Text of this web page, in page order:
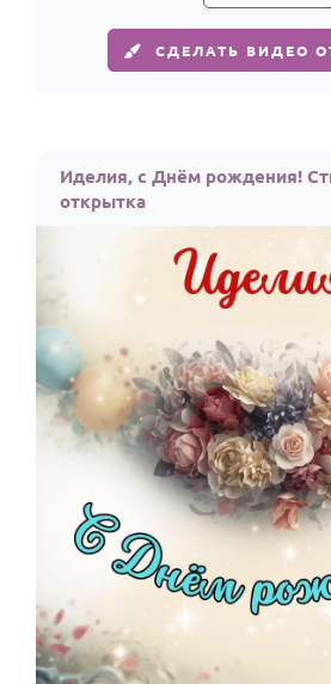
СДЕЛАТЬ ВИДЕО
Иделия, с Днём рождения!
открытка